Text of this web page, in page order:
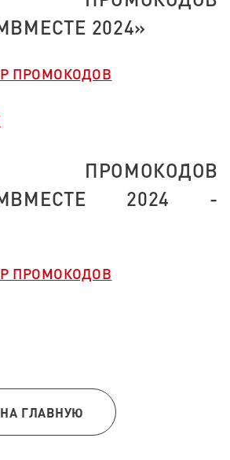
2024»
ПРОМОКОДОВ
ПРОМОКОДОВ
2024 -
ПРОМОКОДОВ
ГЛАВНУЮ